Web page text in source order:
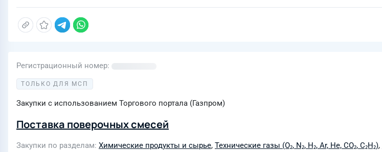
Регистрационный номер
ТОЛЬКО ДЛЯ МСП
Закупки с использованием Торгового портала (Газпром)
Поставка поверочных смесей
Закупки по разделам Химические продукты и сырье, Технические газы (O₂, N₂, H₂, Ar, He, CO₂, C₂H₂),